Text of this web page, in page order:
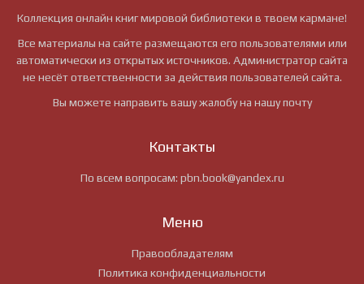
Коллекция онлайн книг мировой библиотеки в твоем кармане!
Все материалы на сайте размещаются его пользователями или
автоматически из открытых источников. Администратор сайта
не несёт ответственности за действия пользователей сайта.
Вы можете направить вашу жалобу на нашу почту
Контакты
По всем вопросам: pbn.book@yandex.ru
Меню
Правообладателям
Политика конфиденциальности